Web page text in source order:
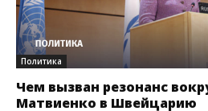
Политика
Чем вызван резонанс
Матвиенко в Швейцарию